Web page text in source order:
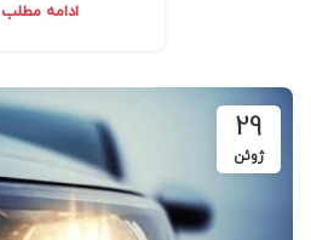
ادامه مطلب
29
ژوئن